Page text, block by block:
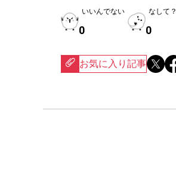
いいんでない
0
なして？
0
お気に入り記事